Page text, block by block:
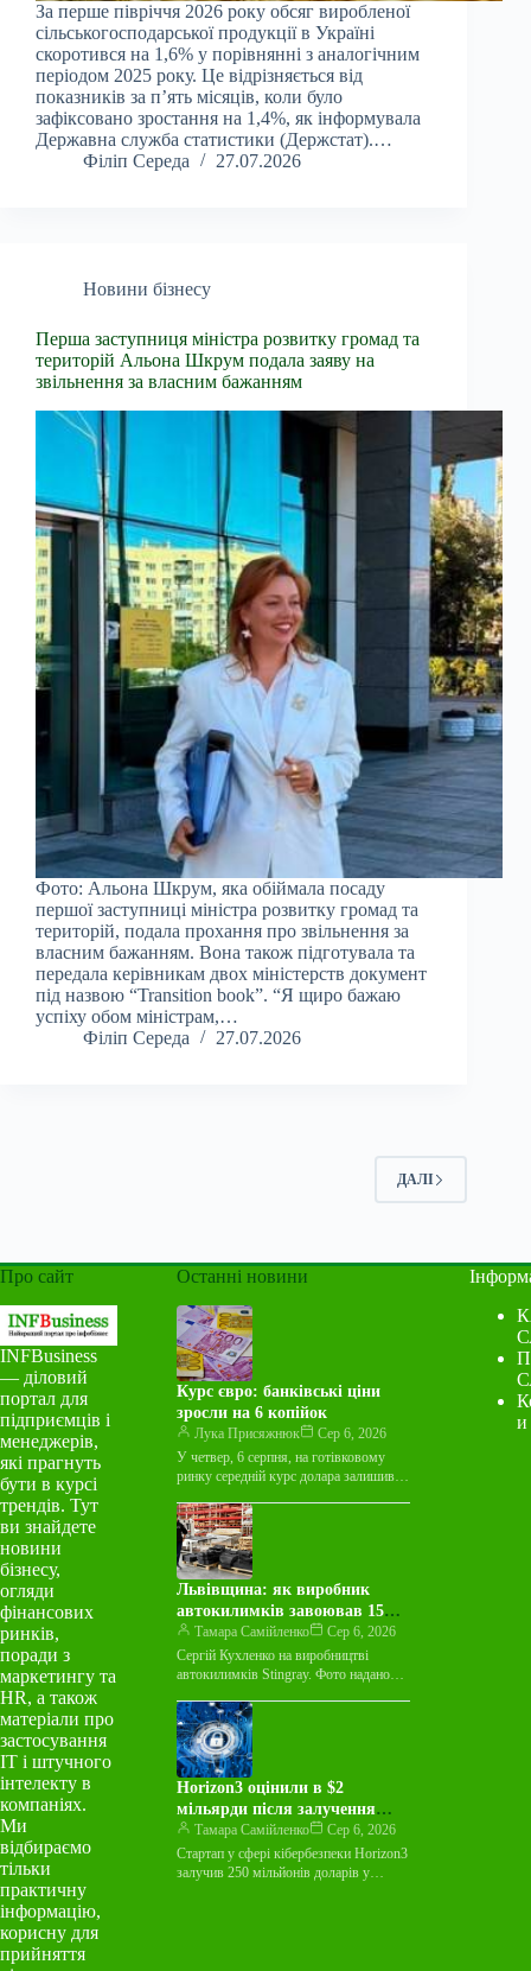
За перше півріччя 2026 року обсяг виробленої
сільськогосподарської продукції в Україні
скоротився на 1,6% у порівнянні з аналогічним
періодом 2025 року. Це відрізняється від
показників за п’ять місяців, коли було
зафіксовано зростання на 1,4%, як інформувала
Державна служба статистики (Держстат).…
Філіп Середа
27.07.2026
Новини бізнесу
Перша заступниця міністра розвитку громад та
територій Альона Шкрум подала заяву на
звільнення за власним бажанням
Фото: Альона Шкрум, яка обіймала посаду
першої заступниці міністра розвитку громад та
територій, подала прохання про звільнення за
власним бажанням. Вона також підготувала та
передала керівникам двох міністерств документ
під назвою “Transition book”. “Я щиро бажаю
успіху обом міністрам,…
Філіп Середа
27.07.2026
ДАЛІ
Про сайт
INFBusiness
— діловий
портал для
підприємців і
менеджерів,
які прагнуть
бути в курсі
трендів. Тут
ви знайдете
новини
бізнесу,
огляди
фінансових
ринків,
поради з
маркетингу та
HR, а також
матеріали про
застосування
ІТ і штучного
інтелекту в
компаніях.
Ми
відбираємо
тільки
практичну
інформацію,
корисну для
прийняття
Останні новини
Курс євро: банківські ціни
зросли на 6 копійок
Лука Присяжнюк
Сер 6, 2026
У четвер, 6 серпня, на готівковому
ринку середній курс долара залишився
копійки у…
Львівщина: як виробник
автокилимків завоював 15
країн світу
Тамара Самійленко
Сер 6, 2026
Сергій Кухленко на виробництві
автокилимків Stingray. Фото надано
виробник автокилимків Stingray
працював лише на українському ринку
й…
Horizon3 оцінили в $2
мільярди після залучення
$250 мільйонів на тлі
зростання ШІ-загроз
Тамара Самійленко
Сер 6, 2026
Стартап у сфері кібербезпеки Horizon3
залучив 250 мільйонів доларів у
и